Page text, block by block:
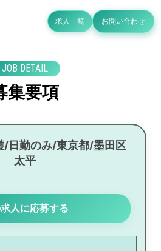
求人一覧 お問い合わせ
JOB DETAIL
集要項
/日勤のみ/東京都/墨田区
太平
人に応募する